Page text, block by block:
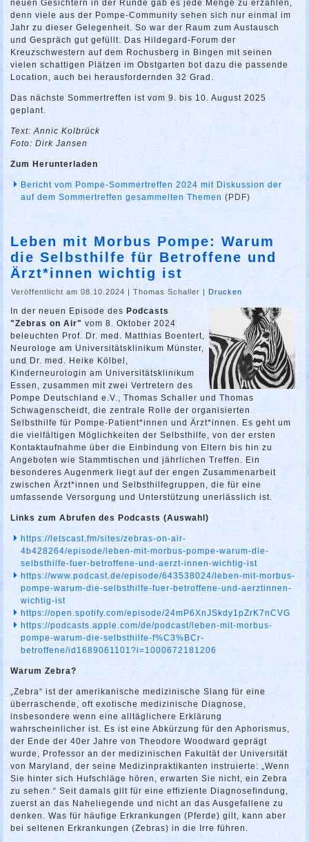
neuen Gesichtern in der Runde gab es jede Menge zu erzählen,
denn viele aus der Pompe-Community sehen sich nur einmal im
Jahr zu dieser Gelegenheit. So war der Raum zum Austausch
und Gespräch gut gefüllt. Das Hildegard-Forum der
Kreuzschwestern auf dem Rochusberg in Bingen mit seinen
vielen schattigen Plätzen im Obstgarten bot dazu die passende
Location, auch bei herausfordernden 32 Grad.
Das nächste Sommertreffen ist vom 9. bis 10. August 2025
geplant.
Text: Annic Kolbrück
Foto: Dirk Jansen
Zum Herunterladen
Bericht vom Pompe-Sommertreffen 2024 mit Diskussion der
auf dem Sommertreffen gesammelten Themen (PDF)
Leben mit Morbus Pompe: Warum
die Selbsthilfe für Betroffene und
Ärzt*innen wichtig ist
Veröffentlicht am 08.10.2024 |Thomas Schaller Drucken
In der neuen Episode des Podcasts
"Zebras on Air" vom 8. Oktober 2024
beleuchten Prof. Dr. med. Matthias Boentert,
Neurologe am Universitätsklinikum Münster,
und Dr. med. Heike Kölbel,
Kinderneurologin am Universitätsklinikum
Essen, zusammen mit zwei Vertretern des
Pompe Deutschland e.V., Thomas Schaller und Thomas
Schwagenscheidt, die zentrale Rolle der organisierten
Selbsthilfe für Pompe-Patient*innen und Ärzt*innen. Es geht um
die vielfältigen Möglichkeiten der Selbsthilfe, von der ersten
Kontaktaufnahme über die Einbindung von Eltern bis hin zu
Angeboten wie Stammtischen und jährlichen Treffen. Ein
besonderes Augenmerk liegt auf der engen Zusammenarbeit
zwischen Ärzt*innen und Selbsthilfegruppen, die für eine
umfassende Versorgung und Unterstützung unerlässlich ist.
Links zum Abrufen des Podcasts (Auswahl)
https://letscast.fm/sites/zebras-on-air-
4b428264/episode/leben-mit-morbus-pompe-warum-die-
selbsthilfe-fuer-betroffene-und-aerzt-innen-wichtig-ist
https://www.podcast.de/episode/643538024/leben-mit-morbus-
pompe-warum-die-selbsthilfe-fuer-betroffene-und-aerztinnen-
wichtig-ist
https://open.spotify.com/episode/24mP6XnJSkdy1pZrK7nCVG
https://podcasts.apple.com/de/podcast/leben-mit-morbus-
pompe-warum-die-selbsthilfe-f%C3%BCr-
betroffene/id1689061101?i=1000672181206
Warum Zebra?
„Zebra“ ist der amerikanische medizinische Slang für eine
überraschende, oft exotische medizinische Diagnose,
insbesondere wenn eine alltäglichere Erklärung
wahrscheinlicher ist. Es ist eine Abkürzung für den Aphorismus,
der Ende der 40er Jahre von Theodore Woodward geprägt
wurde, Professor an der medizinischen Fakultät der Universität
von Maryland, der seine Medizinpraktikanten instruierte: „Wenn
Sie hinter sich Hufschläge hören, erwarten Sie nicht, ein Zebra
zu sehen.“ Seit damals gilt für eine effiziente Diagnosefindung,
zuerst an das Naheliegende und nicht an das Ausgefallene zu
denken. Was für häufige Erkrankungen (Pferde) gilt, kann aber
bei seltenen Erkrankungen (Zebras) in die Irre führen.